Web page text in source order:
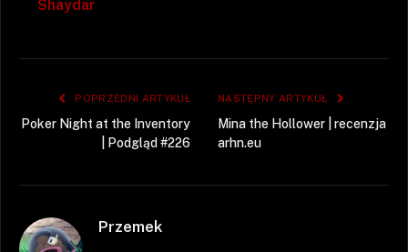
Shaydar
POPRZEDNI ARTYKUŁ
Poker Night at the Inventory
| Podgląd #226
NASTĘPNY ARTYKUŁ
Mina the Hollower | recenzja
arhn.eu
Przemek